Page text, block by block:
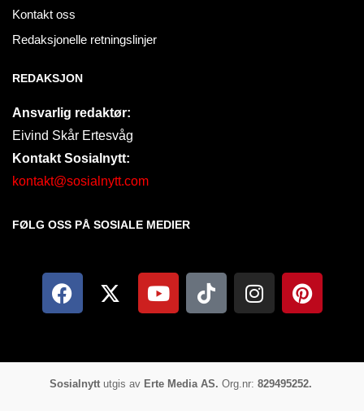
Kontakt oss
Redaksjonelle retningslinjer
REDAKSJON
Ansvarlig redaktør:
Eivind Skår Ertesvåg
Kontakt Sosialnytt:
kontakt@sosialnytt.com
FØLG OSS PÅ SOSIALE MEDIER​
Sosialnyttutgis av Erte Media AS. Org.nr: 829495252.